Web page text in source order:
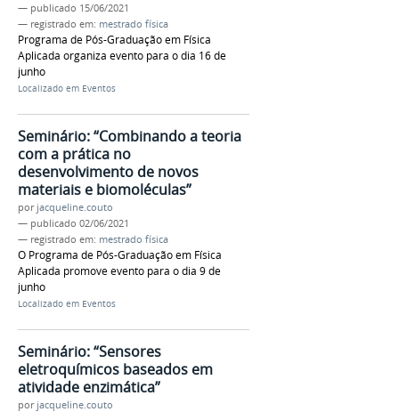
— publicado 15/06/2021
— registrado em: mestrado física
Programa de Pós-Graduação em Física
Aplicada organiza evento para o dia 16 de
junho
Localizado em Eventos
Seminário: “Combinando a teoria
com a prática no
desenvolvimento de novos
materiais e biomoléculas”
por jacqueline.couto
— publicado 02/06/2021
— registrado em: mestrado física
O Programa de Pós-Graduação em Física
Aplicada promove evento para o dia 9 de
junho
Localizado em Eventos
Seminário: “Sensores
eletroquímicos baseados em
atividade enzimática”
por jacqueline.couto